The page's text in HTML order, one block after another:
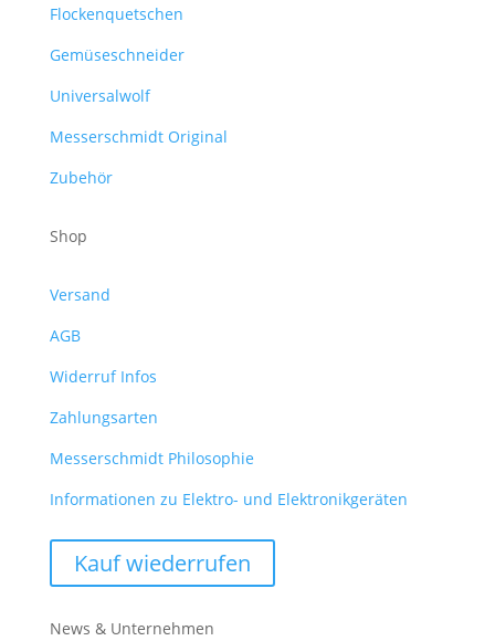
Flockenquetschen
Gemüseschneider
Universalwolf
Messerschmidt Original
Zubehör
Shop
Versand
AGB
Widerruf Infos
Zahlungsarten
Messerschmidt Philosophie
Informationen zu Elektro- und Elektronikgeräten
Kauf wiederrufen
News & Unternehmen